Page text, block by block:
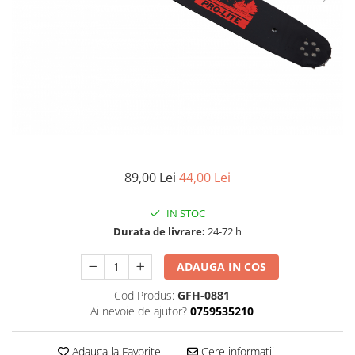
89,00 Lei44,00 Lei
IN STOC
Durata de livrare: 24-72 h
ADAUGA IN COS
Cod Produs: GFH-0881
Ai nevoie de ajutor? 0759535210
Adauga la Favorite Cere informatii